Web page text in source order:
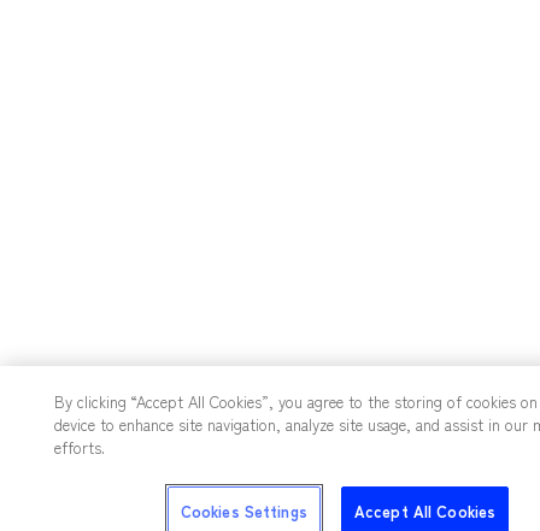
By clicking “Accept All Cookies”, you agree to the storing of cookies
device to enhance site navigation, analyze site usage, and assist in our
efforts.
Cookies Settings Accept All Cookies